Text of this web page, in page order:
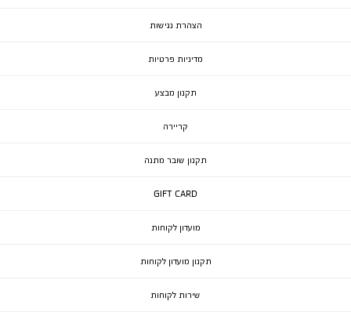
הצהרת נגישות
מדיניות פרטיות
תקנון מבצע
קריירה
תקנון שובר מתנה
GIFT CARD
מועדון לקוחות
תקנון מועדון לקוחות
שירות לקוחות